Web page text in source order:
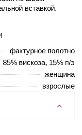
вставкой.
фактурное полотно
85% вискоза, 15% п/э
женщина
взрослые